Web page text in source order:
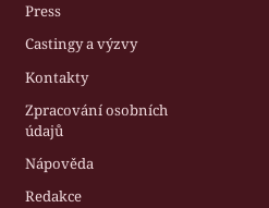
Press
Castingy a výzvy
Kontakty
Zpracování osobních
údajů
Nápověda
Redakce